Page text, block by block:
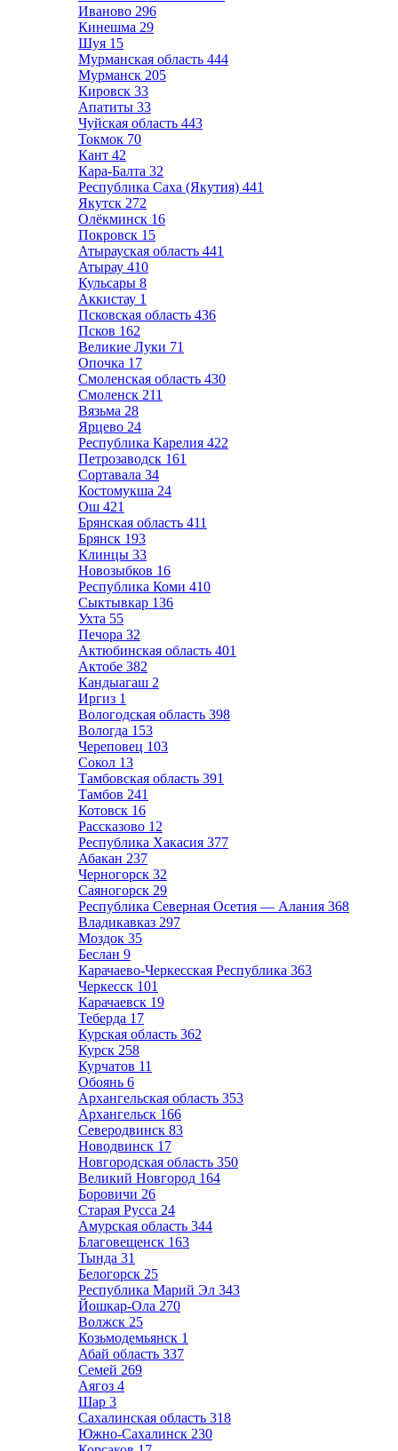
Иваново 296
Кинешма 29
Шуя 15
Мурманская область 444
Мурманск 205
Кировск 33
Апатиты 33
Чуйская область 443
Токмок 70
Кант 42
Кара-Балта 32
Республика Саха (Якутия) 441
Якутск 272
Олёкминск 16
Покровск 15
Атырауская область 441
Атырау 410
Кульсары 8
Аккистау 1
Псковская область 436
Псков 162
Великие Луки 71
Опочка 17
Смоленская область 430
Смоленск 211
Вязьма 28
Ярцево 24
Республика Карелия 422
Петрозаводск 161
Сортавала 34
Костомукша 24
Ош 421
Брянская область 411
Брянск 193
Клинцы 33
Новозыбков 16
Республика Коми 410
Сыктывкар 136
Ухта 55
Печора 32
Актюбинская область 401
Актобе 382
Кандыагаш 2
Иргиз 1
Вологодская область 398
Вологда 153
Череповец 103
Сокол 13
Тамбовская область 391
Тамбов 241
Котовск 16
Рассказово 12
Республика Хакасия 377
Абакан 237
Черногорск 32
Саяногорск 29
Республика Северная Осетия — Алания 368
Владикавказ 297
Моздок 35
Беслан 9
Карачаево-Черкесская Республика 363
Черкесск 101
Карачаевск 19
Теберда 17
Курская область 362
Курск 258
Курчатов 11
Обоянь 6
Архангельская область 353
Архангельск 166
Северодвинск 83
Новодвинск 17
Новгородская область 350
Великий Новгород 164
Боровичи 26
Старая Русса 24
Амурская область 344
Благовещенск 163
Тында 31
Белогорск 25
Республика Марий Эл 343
Йошкар-Ола 270
Волжск 25
Козьмодемьянск 1
Абай область 337
Семей 269
Аягоз 4
Шар 3
Сахалинская область 318
Южно-Сахалинск 230